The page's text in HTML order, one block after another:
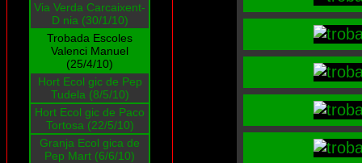
Via Verda Carcaixent-
D nia (30/1/10)
Trobada Escoles
Valenci Manuel
(25/4/10)
Hort Ecol gic de Pep
Tudela (8/5/10)
Hort Ecol gic de Paco
Tortosa (22/5/10)
Granja Ecol gica de
Pep Mart (6/6/10)